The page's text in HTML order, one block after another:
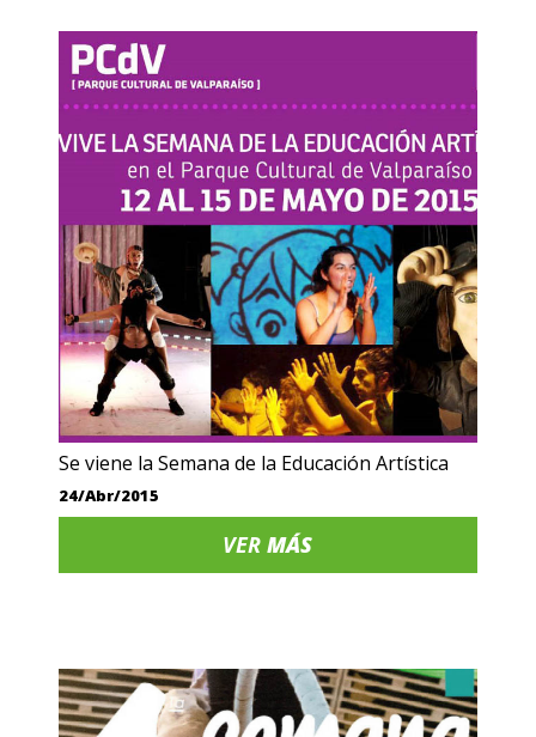
Se viene la Semana de la Educación Artística
24/Abr/2015
VERMÁS